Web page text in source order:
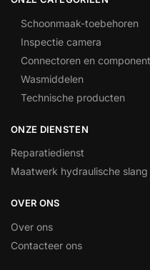
Schoonmaak-toebehoren
Inspectie camera
Connectoren en
Wasmiddelen
Technische producten
ONZE DIENSTEN
Reparatiedienst
Maatwerk hydraulische slang
OVER ONS
Over ons
Contacteer ons